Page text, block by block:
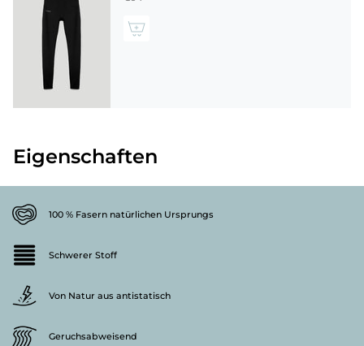
Eigenschaften
100 % Fasern natürlichen Ursprungs
Schwerer Stoff
Von Natur aus antistatisch
Geruchsabweisend